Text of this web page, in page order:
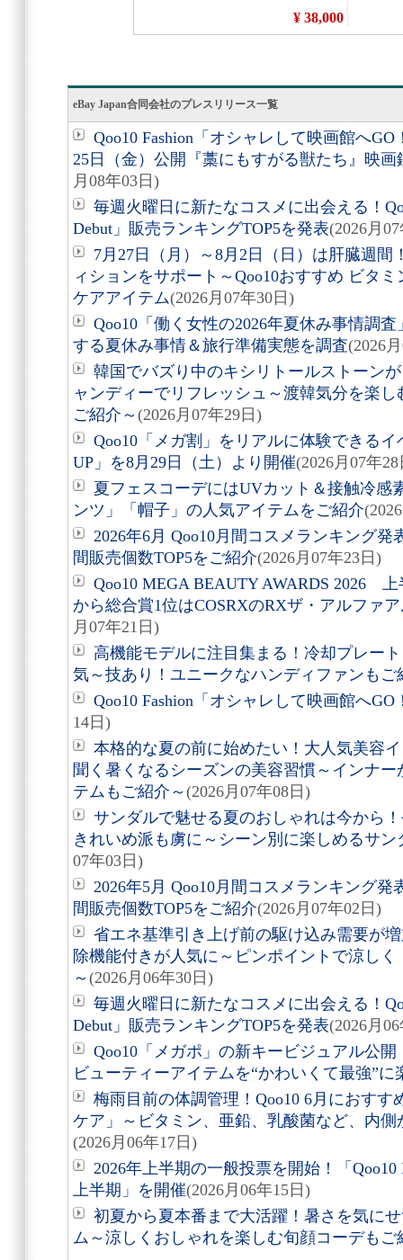
eBay Japan合同会社のプレスリリース一覧
Qoo10 Fashion「オシャレして映画館へ
25日（金）公開『藁にもすがる獣たち』映
月08年03日)
毎週火曜日に新たなコスメに出会える！
Debut」販売ランキングTOP5を発表(2026月
7月27日（月）～8月2日（日）は肝臓週
ィションをサポート～Qoo10おすすめ ビタ
ケアアイテム(2026月07年30日)
Qoo10「働く女性の2026年夏休み事情調
する夏休み事情＆旅行準備実態を調査(2026
韓国でバズり中のキシリトールストーン
ャンディーでリフレッシュ～渡韓気分を楽
ご紹介～ (2026月07年29日)
Qoo10「メガ割」をリアルに体験できるイ
UP」を8月29日（土）より開催(2026月07年28
夏フェスコーデにはUVカット＆接触冷感
ンツ」「帽子」の人気アイテムをご紹介
2026年6月 Qoo10月間コスメランキング
間販売個数TOP5をご紹介(2026月07年23日)
Qoo10 MEGA BEAUTY AWARDS 2026
から総合賞1位はCOSRXのRXザ・アルファ
月07年21日)
高機能モデルに注目集まる！冷却プレー
気～技あり！ユニークなハンディファンもご
Qoo10 Fashion「オシャレして映画館へ
14日)
本格的な夏の前に始めたい！大人気美容
聞く暑くなるシーズンの美容習慣～インナ
テムもご紹介～ (2026月07年08日)
サンダルで魅せる夏のおしゃれは今から
きれいめ派も虜に～シーン別に楽しめるサ
07年03日)
2026年5月 Qoo10月間コスメランキング
間販売個数TOP5をご紹介(2026月07年02日)
省エネ基準引き上げ前の駆け込み需要が
除機能付きが人気に～ピンポイントで涼し
～ (2026月06年30日)
毎週火曜日に新たなコスメに出会える！
Debut」販売ランキングTOP5を発表(2026月
Qoo10「メガポ」の新キービジュアル公
ビューティーアイテムを“かわいくて最強”に
梅雨目前の体調管理！Qoo10 6月におす
ケア」～ビタミン、亜鉛、乳酸菌など、内
(2026月06年17日)
2026年上半期の一般投票を開始！「
上半期」を開催(2026月06年15日)
初夏から夏本番まで大活躍！暑さを気に
ム～涼しくおしゃれを楽しむ旬顔コーデもご